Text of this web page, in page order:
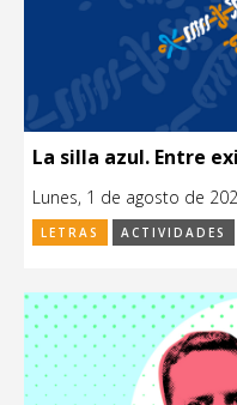
La silla azul. Entre
Lunes, 1 de agosto de
LETRAS ACTIVIDADES